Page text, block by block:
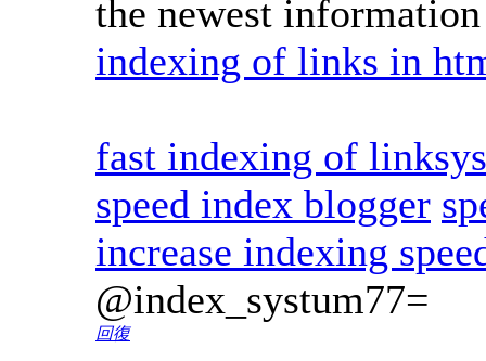
the newest
indexing of links in
fast indexing of
speed index blogger
increase indexing
@index_systum77=
回復